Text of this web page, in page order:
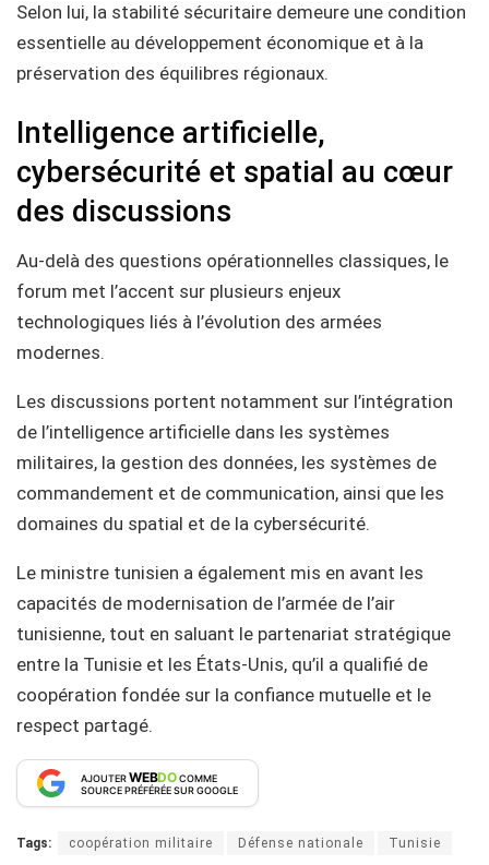
Selon lui, la stabilité sécuritaire demeure une condition
essentielle au développement économique et à la
préservation des équilibres régionaux.
Intelligence artificielle,
cybersécurité et spatial au cœur
des discussions
Au-delà des questions opérationnelles classiques, le
forum met l’accent sur plusieurs enjeux
technologiques liés à l’évolution des armées
modernes.
Les discussions portent notamment sur l’intégration
de l’intelligence artificielle dans les systèmes
militaires, la gestion des données, les systèmes de
commandement et de communication, ainsi que les
domaines du spatial et de la cybersécurité.
Le ministre tunisien a également mis en avant les
capacités de modernisation de l’armée de l’air
tunisienne, tout en saluant le partenariat stratégique
entre la Tunisie et les États-Unis, qu’il a qualifié de
coopération fondée sur la confiance mutuelle et le
respect partagé.
AJOUTERWEBDOCOMME
SOURCE PRÉFÉRÉE SUR GOOGLE
Tags: coopération militaire Défense nationale Tunisie